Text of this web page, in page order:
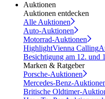
Auktionen
Auktionen entdecken
Alle Auktionen
Auto-Auktionen
Motorrad-Auktionen
HighlightVienna Calling
Besichtigung am 12. und
Marken & Ratgeber
Porsche-Auktionen
Mercedes-Benz-
Britische Oldtimer-